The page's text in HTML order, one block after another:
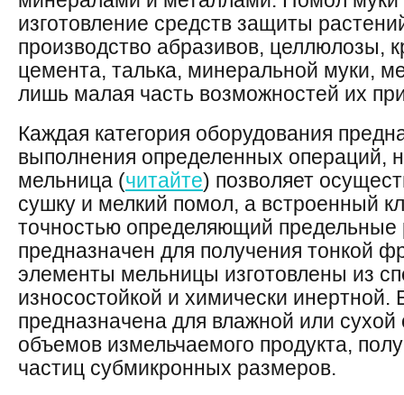
изготовление средств защиты
производство абразивов, целлюлозы,
цемента, талька, минеральной муки,
лишь малая часть возможностей их
Каждая категория оборудования
выполнения определенных операций,
мельница (читайте) позволяет
сушку и мелкий помол, а встроенный
точностью определяющий предельные
предназначен для получения тонкой
элементы мельницы изготовлены из
износостойкой и химически
предназначена для влажной или
объемов измельчаемого продукта,
частиц субмикронных размеров.